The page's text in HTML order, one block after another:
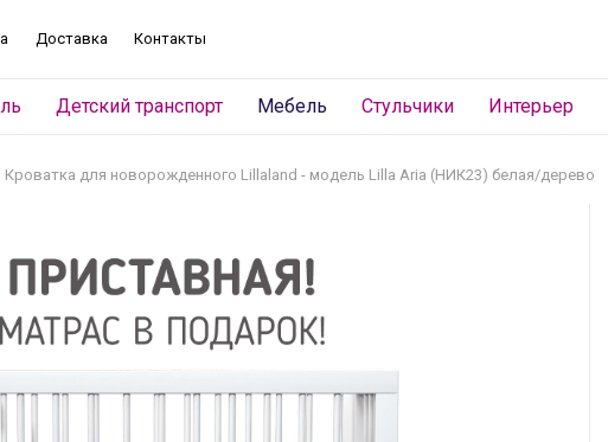
Доставка Контакты
Детский транспорт Мебель Стульчики Интерьер
Кроватка для новорожденного Lillaland - модель Lilla Aria (НИК23) белая/дерево